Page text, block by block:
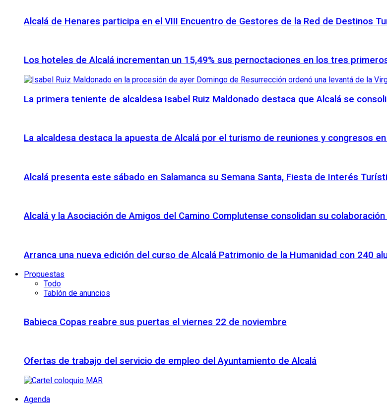
Alcalá de Henares participa en el VIII Encuentro de Gestores de la Red de Destinos
Los hoteles de Alcalá incrementan un 15,49% sus pernoctaciones en los tres
La primera teniente de alcaldesa Isabel Ruiz Maldonado destaca que Alcalá se
La alcaldesa destaca la apuesta de Alcalá por el turismo de reuniones y congresos
Alcalá presenta este sábado en Salamanca su Semana Santa, Fiesta de Interés
Alcalá y la Asociación de Amigos del Camino Complutense consolidan su
Arranca una nueva edición del curso de Alcalá Patrimonio de la Humanidad con 240
Propuestas
Todo
Tablón de anuncios
Babieca Copas reabre sus puertas el viernes 22 de noviembre
Ofertas de trabajo del servicio de empleo del Ayuntamiento de Alcalá
Agenda